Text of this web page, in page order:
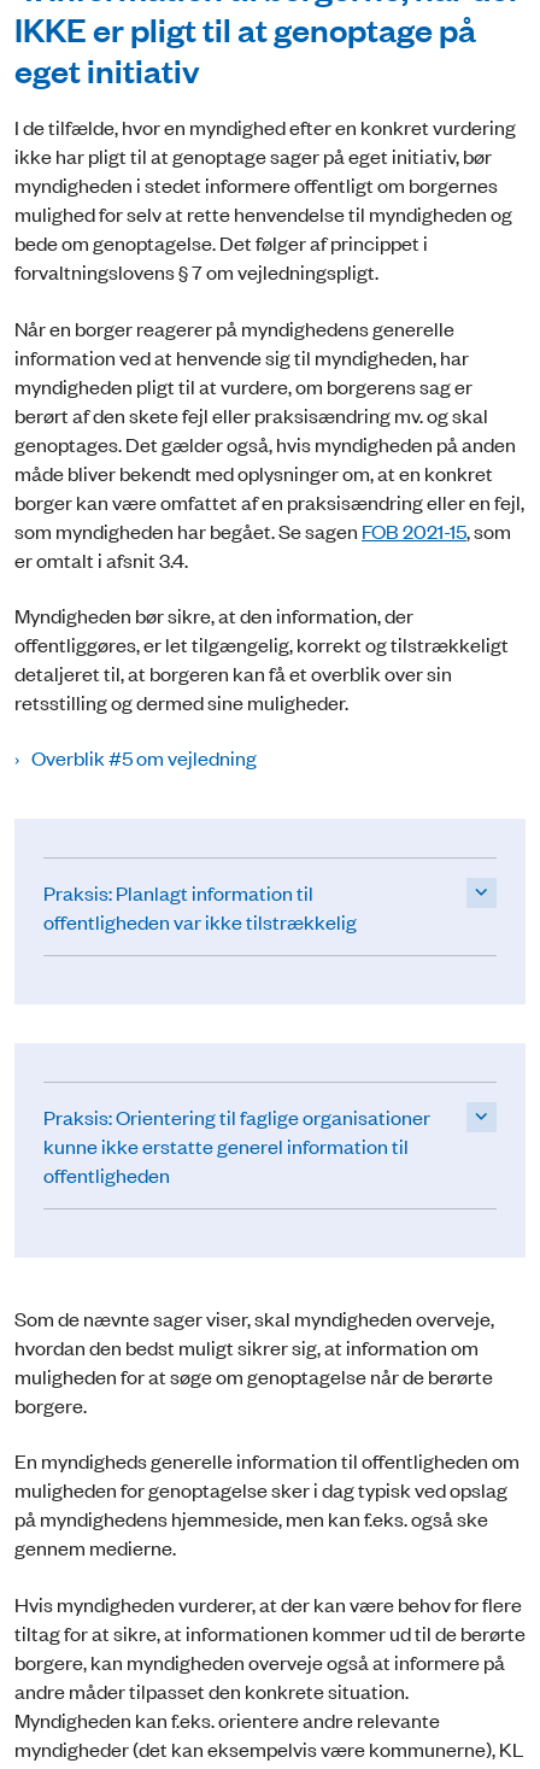
IKKE er pligt til at genoptage på
eget initiativ
I de tilfælde, hvor en myndighed efter en konkret vurdering
ikke har pligt til at genoptage sager på eget initiativ, bør
myndigheden i stedet informere offentligt om borgernes
mulighed for selv at rette henvendelse til myndigheden og
bede om genoptagelse. Det følger af princippet i
forvaltningslovens § 7 om vejledningspligt.
Når en borger reagerer på myndighedens generelle
information ved at henvende sig til myndigheden, har
myndigheden pligt til at vurdere, om borgerens sag er
berørt af den skete fejl eller praksisændring mv. og skal
genoptages. Det gælder også, hvis myndigheden på anden
måde bliver bekendt med oplysninger om, at en konkret
borger kan være omfattet af en praksisændring eller en fejl,
som myndigheden har begået. Se sagen FOB 2021-15, som
er omtalt i afsnit 3.4.
Myndigheden bør sikre, at den information, der
offentliggøres, er let tilgængelig, korrekt og tilstrækkeligt
detaljeret til, at borgeren kan få et overblik over sin
retsstilling og dermed sine muligheder.
Overblik #5 om vejledning
Praksis: Planlagt information til
offentligheden var ikke tilstrækkelig
Praksis: Orientering til faglige organisationer
kunne ikke erstatte generel information til
offentligheden
Som de nævnte sager viser, skal myndigheden overveje,
hvordan den bedst muligt sikrer sig, at information om
muligheden for at søge om genoptagelse når de berørte
borgere.
En myndigheds generelle information til offentligheden om
muligheden for genoptagelse sker i dag typisk ved opslag
på myndighedens hjemmeside, men kan f.eks. også ske
gennem medierne.
Hvis myndigheden vurderer, at der kan være behov for flere
tiltag for at sikre, at informationen kommer ud til de berørte
borgere, kan myndigheden overveje også at informere på
andre måder tilpasset den konkrete situation.
Myndigheden kan f.eks. orientere andre relevante
myndigheder (det kan eksempelvis være kommunerne), KL